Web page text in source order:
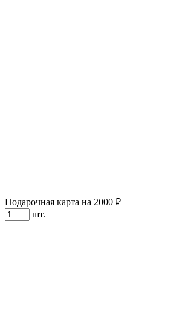
Подарочная карта на 2000 ₽
шт.